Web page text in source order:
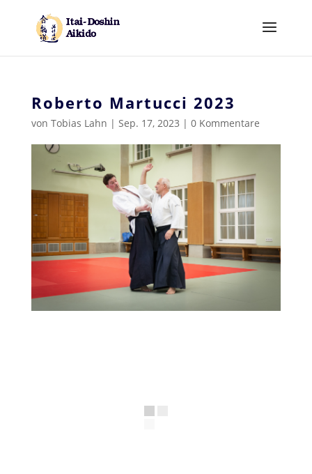
Roberto Martucci 2023
von Tobias Lahn | Sep. 17, 2023 | 0 Kommentare